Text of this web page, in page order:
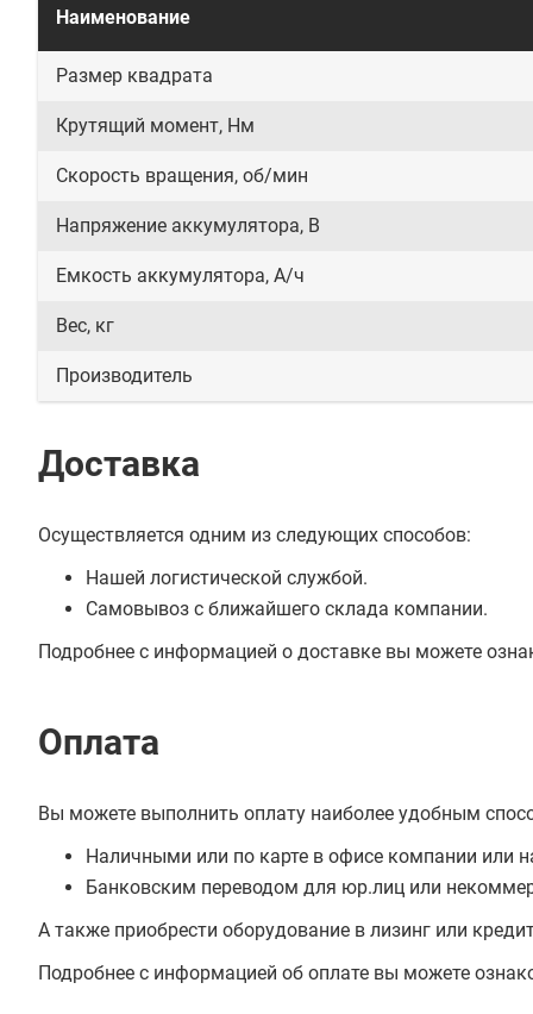
Наименование
Размер квадрата
Крутящий момент, Нм
Скорость вращения, об/мин
Напряжение аккумулятора, В
Емкость аккумулятора, А/ч
Вес, кг
Производитель
Доставка
Осуществляется одним из следующих способов:
Нашей логистической службой.
Самовывоз с ближайшего склада компании.
Подробнее с информацией о доставке вы можете
Оплата
Вы можете выполнить оплату наиболее удобным
Наличными или по карте в офисе компании или
Банковским переводом для юр.лиц или
А также приобрести оборудование в лизинг или
Подробнее с информацией об оплате вы можете